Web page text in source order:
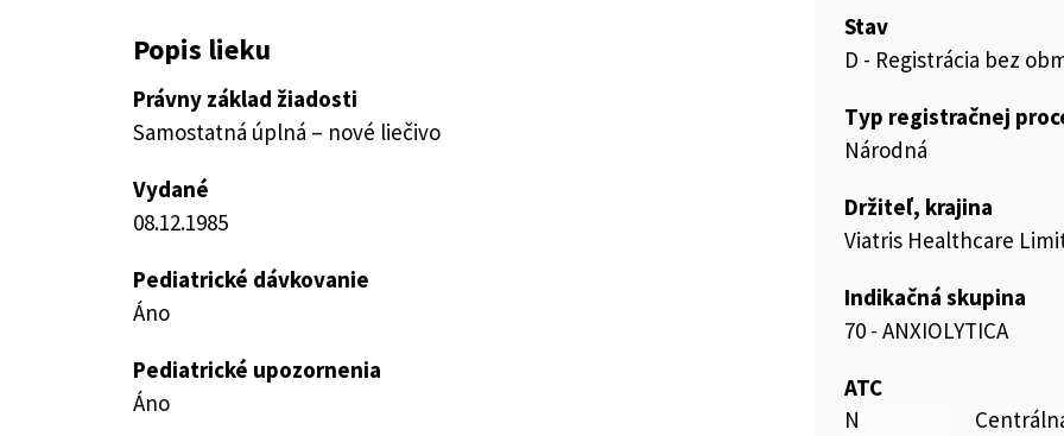
Popis lieku
Právny základ žiadosti
Samostatná úplná – nové liečivo
Vydané
08.12.1985
Pediatrické dávkovanie
Áno
Pediatrické upozornenia
Áno
Stav
D - Registrácia bez
Typ registračnej
Národná
Držiteľ, krajina
Viatris Healthcare
Indikačná skupina
70 - ANXIOLYTICA
ATC
N